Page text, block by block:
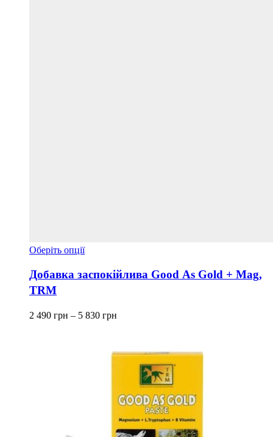
Оберіть опціїЦей
має
кілька
можна
товару
Добавка заспокійлива Good As Gold + Mag,
TRM
2 490 грн – 5 830 грн
до
5 830 грн